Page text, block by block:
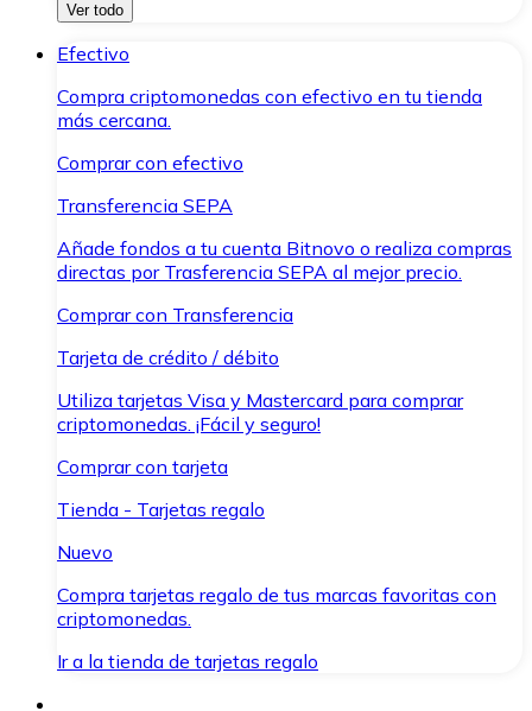
Ver todo
Efectivo
Compra criptomonedas con efectivo en tu tienda
más cercana.
Comprar con efectivo
Transferencia SEPA
Añade fondos a tu cuenta Bitnovo o realiza compras
directas por Trasferencia SEPA al mejor precio.
Comprar con Transferencia
Tarjeta de crédito / débito
Utiliza tarjetas Visa y Mastercard para comprar
criptomonedas. ¡Fácil y seguro!
Comprar con tarjeta
Tienda - Tarjetas regalo
Nuevo
Compra tarjetas regalo de tus marcas favoritas con
criptomonedas.
Ir a la tienda de tarjetas regalo